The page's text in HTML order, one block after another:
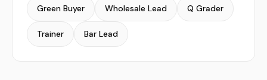
Green Buyer Wholesale Lead Q Grader
Trainer Bar Lead